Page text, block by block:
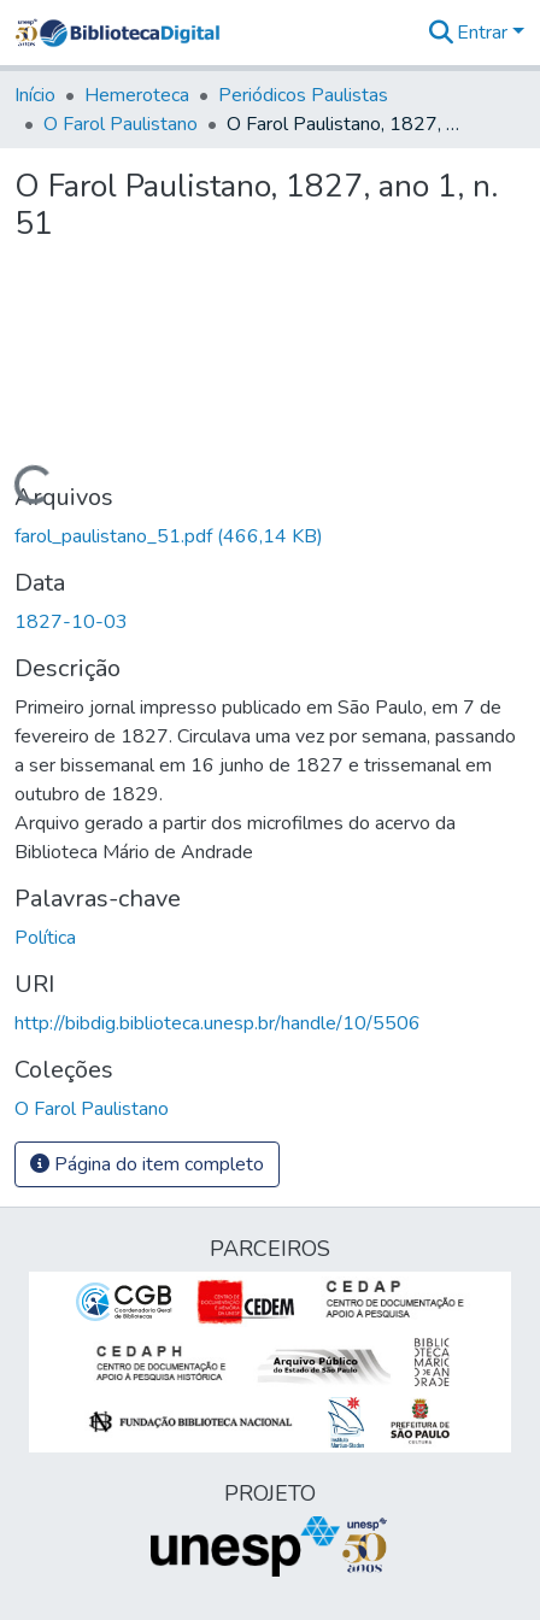
&
Coleções
Tudo na
Digital
Entrar
Início Hemeroteca
Periódicos Paulistas
O Farol Paulistano
O Farol Paulistano, 1827, ano 1, n. 51
O Farol Paulistano, 1827, ano 1, n.
51
Carregando...
Arquivos
farol_paulistano_51.pdf(466,14 KB)
Data
1827-10-03
Descrição
Primeiro jornal impresso publicado em São Paulo, em 7 de
fevereiro de 1827. Circulava uma vez por semana, passando
a ser bissemanal em 16 junho de 1827 e trissemanal em
outubro de 1829.
Arquivo gerado a partir dos microfilmes do acervo da
Biblioteca Mário de Andrade
Palavras-chave
Política
URI
http://bibdig.biblioteca.unesp.br/handle/10/5506
Coleções
O Farol Paulistano
Página do item completo
PARCEIROS
PROJETO